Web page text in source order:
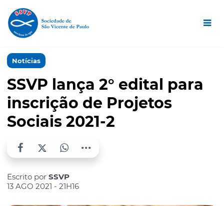
Notícias
SSVP lança 2° edital para
inscrição de Projetos
Sociais 2021-2
Escrito por SSVP
13 AGO 2021 - 21H16